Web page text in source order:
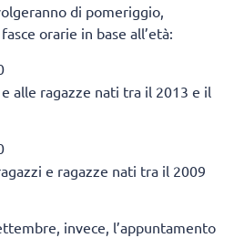
di pomeriggio,
orarie in base all’età:
alle ragazze nati tra il 2013 e il
e ragazze nati tra il 2009
invece, l’appuntamento